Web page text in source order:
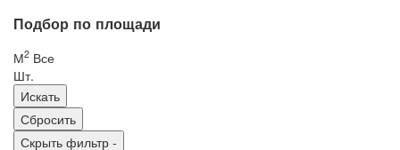
Подбор по площади
М2 Все
Шт.
Скрыть фильтр -